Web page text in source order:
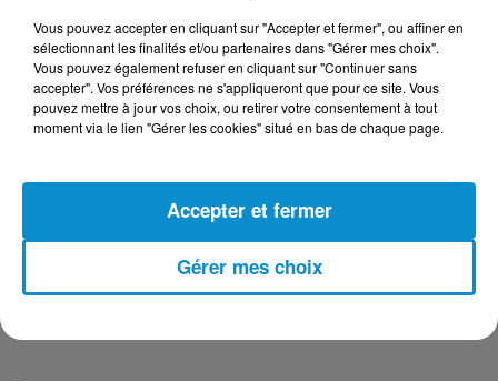
23 juillet 2026
Les Zinformés - 23/07/26
22 juillet 2026
Les Zinformés - 22/07/26
Vous pouvez accepter en cliquant sur "Accepter et fermer", ou affiner en
sélectionnant les finalités et/ou partenaires dans "Gérer mes choix".
Vous pouvez également refuser en cliquant sur "Continuer sans
accepter". Vos préférences ne s'appliqueront que pour ce site. Vous
pouvez mettre à jour vos choix, ou retirer votre consentement à tout
moment via le lien "Gérer les cookies" situé en bas de chaque page.
Gérer mes choix
Accepter et fermer